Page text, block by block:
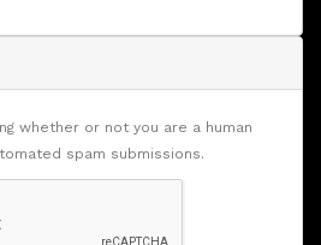
whether or not you are a human
spam submissions.